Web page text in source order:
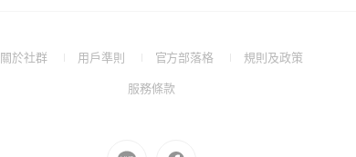
關於社群
(Open用戶準則
(Open
a
官方部落格
(Open規則及政策(Open
服務條款(Open
Go Go